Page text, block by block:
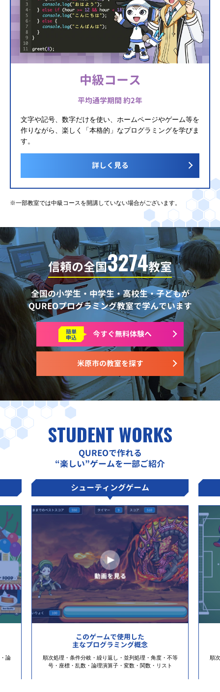
中級コース
平均通学期間 約2年
文字や記号、数字だけを使い、ホームページやゲーム等を
作りながら、楽しく「本格的」なプログラミングを学びま
す。
詳しく見る
※一部教室では中級コースを開講していない場合がございます。
信頼の全国3274教室
全国の小学生・中学生・高校生・子どもが
QUREOプログラミング教室で学んでいます
米原市の教室を探す
簡単
申込 今すぐ無料体験へ
STUDENT WORKS
QUREOで作れる
“楽しい”ゲームを一部ご紹介
論
シューティングゲーム
このゲームで使用した
主なプログラミング概念
順次処理・条件分岐・繰り返し・並列処理・角度・不等
号・座標・乱数・論理演算子・変数・関数・リスト
順